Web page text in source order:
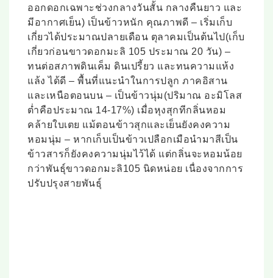
ออกดอกเฉพาะช่วงกลางวันสั้น กลางคืนยาว และ
มีอากาศเย็น) เป็นข้าวหนัก คุณภาพดี – เริ่มเก็บ
เกี่ยวได้ประมาณปลายเดือน ตุลาคมเป็นต้นไป(เก็บ
เกี่ยวก่อนขาวดอกมะลิ 105 ประมาณ 20 วัน) –
ทนต่อสภาพดินเค็ม ดินเปรี้ยว และทนความแห้ง
แล้ง ได้ดี – พื้นที่แนะนำในการปลูก ภาคอิสาน
และเหนือตอนบน – เป็นข้าวนุ่ม(ปริมาณ อะมิโลส
ต่ำคือประมาณ 14-17%) เมื่อหุงสุกทีกลิ่นหอม
คล้ายใบเตย แม้ตอนข้าวสุกและเย็นยังคงความ
หอมนุ่ม – หากเก็บเป็นข้าวเปลือกเมือนำมาสีเป็น
ข้าวสารก็ยังคงความนุ่มไว้ได้ แต่กลิ่นจะหอมน้อย
กว่าพันธุ์ขาวดอกมะลิ105 นิดหน่อย เนื่องจากการ
ปรับปรุงสายพันธุ์